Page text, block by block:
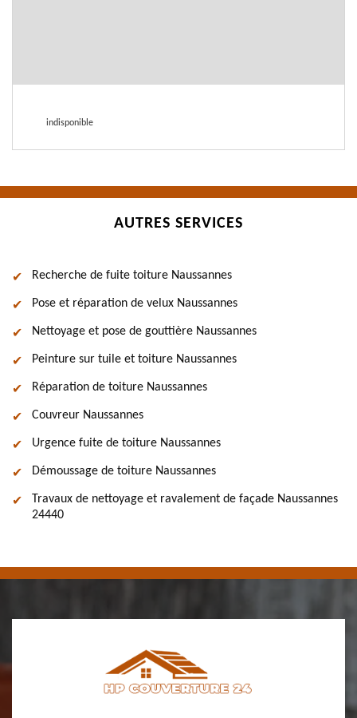
indisponible
AUTRES SERVICES
Recherche de fuite toiture Naussannes
Pose et réparation de velux Naussannes
Nettoyage et pose de gouttière Naussannes
Peinture sur tuile et toiture Naussannes
Réparation de toiture Naussannes
Couvreur Naussannes
Urgence fuite de toiture Naussannes
Démoussage de toiture Naussannes
Travaux de nettoyage et ravalement de façade Naussannes
24440